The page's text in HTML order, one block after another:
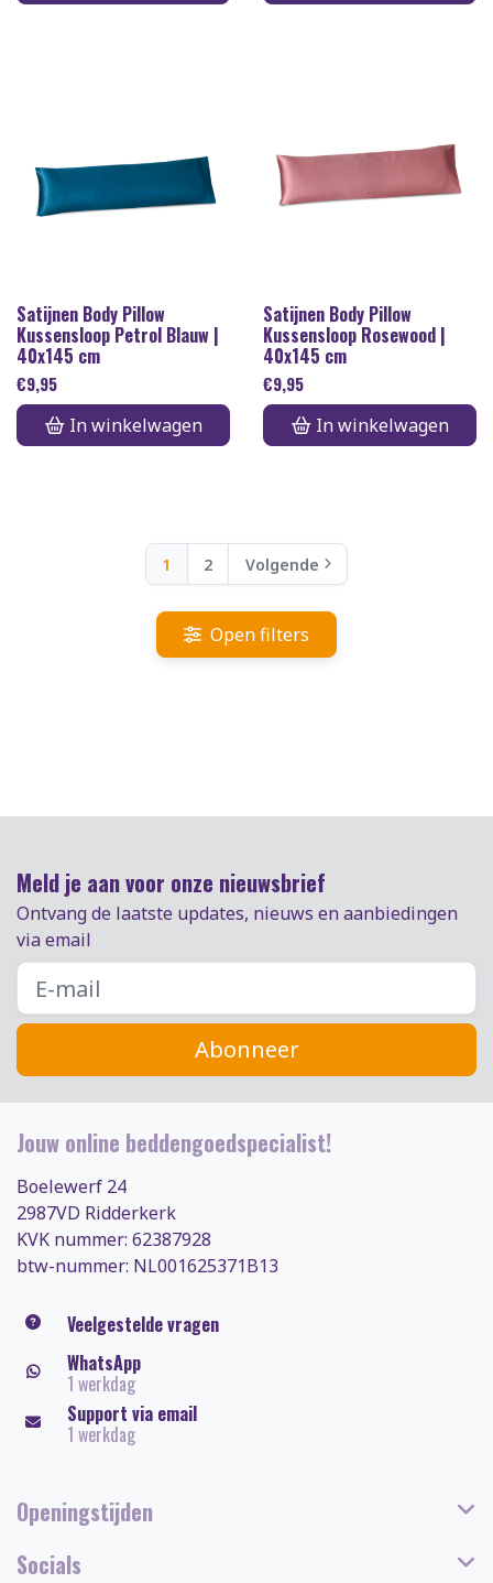
Satijnen Body Pillow
Kussensloop Petrol Blauw |
40x145 cm
€9,95
In winkelwagen
Satijnen Body Pillow
Kussensloop Rosewood |
40x145 cm
€9,95
In winkelwagen
1 2 Volgende
Open filters
Meld je aan voor onze nieuwsbrief
Ontvang de laatste updates, nieuws en aanbiedingen
via email
Abonneer
Jouw online beddengoedspecialist!
Boelewerf 24
2987VD Ridderkerk
KVK nummer: 62387928
btw-nummer: NL001625371B13
Veelgestelde vragen
WhatsApp
1 werkdag
Support via email
1 werkdag
Openingstijden
Socials